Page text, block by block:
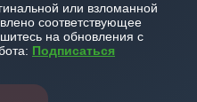
или взломанной
соответствующее
на обновления с
Подписаться